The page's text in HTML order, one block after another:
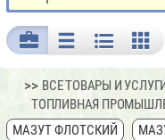
>>ВСЕ ТОВАРЫ И УСЛУГИ
ТОПЛИВНАЯ
МАЗУТ ФЛОТСКИЙ